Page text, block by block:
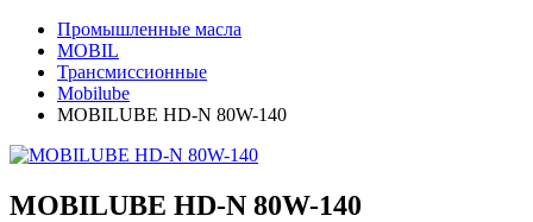
Промышленные масла
MOBIL
Трансмиссионные
Mobilube
MOBILUBE HD-N 80W-140
MOBILUBE HD-N 80W-140